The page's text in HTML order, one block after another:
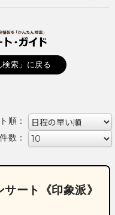
索」に戻る
順：
数：
ート《印象派》